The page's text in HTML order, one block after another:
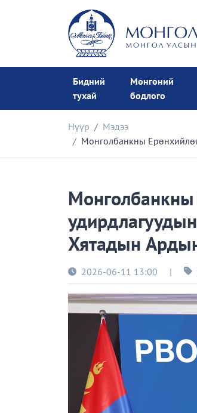
Бидний
тухай
Мөнгөний
бодлого
Нүүр
Мэдээ
Монголбанкны
Монголбанкны
Хятадын
2026-06-11 13:00 |